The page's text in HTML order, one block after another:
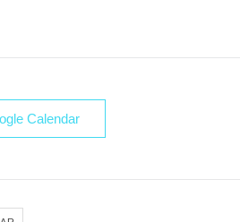
Calendar